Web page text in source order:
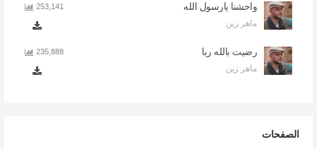
واحشنا يارسول الله
ماهر زين
253,141
رضيت بالله ربا
ماهر زين
235,888
الصفحات